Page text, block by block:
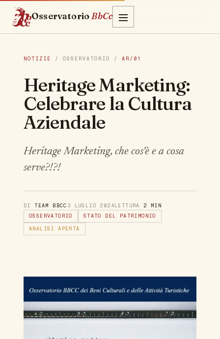
OsservatorioBbCc
NOTIZIE / OSSERVATORIO / AR/01
Heritage Marketing:
Celebrare la Cultura
Aziendale
Heritage Marketing, che cos'è e a cosa
serve?!?!
DI TEAM BBCC 3 LUGLIO 2024LETTURA 2 MIN
OSSERVATORIO
STATO DEL PATRIMONIO
ANALISI APERTA